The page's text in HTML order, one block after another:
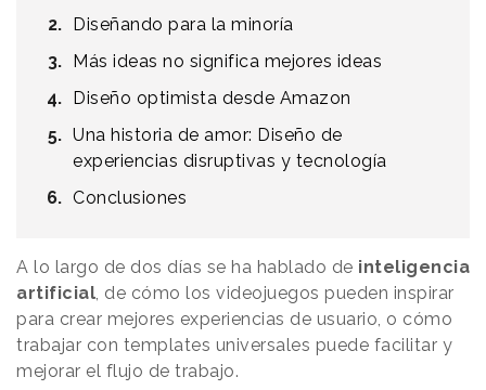
Diseñando para la minoría
Más ideas no significa mejores ideas
Diseño optimista desde Amazon
Una historia de amor: Diseño de
experiencias disruptivas y tecnología
Conclusiones
A lo largo de dos días se ha hablado de inteligencia
artificial, de cómo los videojuegos pueden inspirar
para crear mejores experiencias de usuario, o cómo
trabajar con templates universales puede facilitar y
mejorar el flujo de trabajo.